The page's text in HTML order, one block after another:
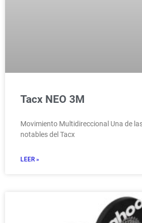
Tacx NEO 3M
Movimiento Multidireccional Una de
notables del Tacx
LEER »